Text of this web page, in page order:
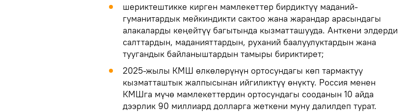
шериктештикке кирген мамлекеттер бирдиктүү маданий-
гуманитардык мейкиндикти сактоо жана жарандар арасындагы
алакаларды кеңейтүү багытында кызматташууда. Анткени элдерди
салттардын, маданияттардын, руханий баалуулуктардын жана
туугандык байланыштардын тамыры бириктирет;
2025-жылы КМШ өлкөлөрүнүн ортосундагы көп тармактуу
кызматташтык жалпысынан ийгиликтүү өнүктү. Россия менен
КМШга мүчө мамлекеттердин ортосундагы сооданын 10 айда
дээрлик 90 миллиард долларга жеткени муну далилдеп турат.